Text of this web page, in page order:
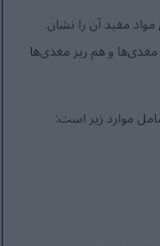
مفید آن را نشان
و هم ریز مغذی‌ها
موارد زیر است: